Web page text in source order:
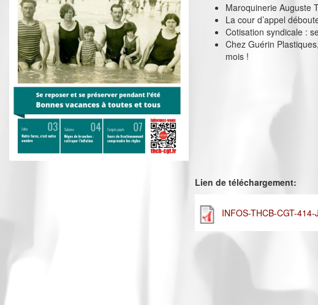
Maroquinerie Auguste
La cour d’appel
Cotisation syndicale :
Chez Guérin
mois !
Lien de téléchargement:
INFOS-THCB-CGT-